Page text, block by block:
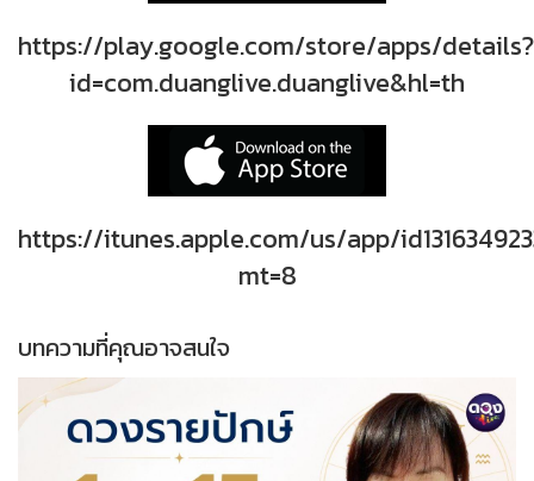
https://play.google.com/store/apps/details?
id=com.duanglive.duanglive&hl=th
https://itunes.apple.com/us/app/
mt=8
บทความที่คุณอาจสนใจ